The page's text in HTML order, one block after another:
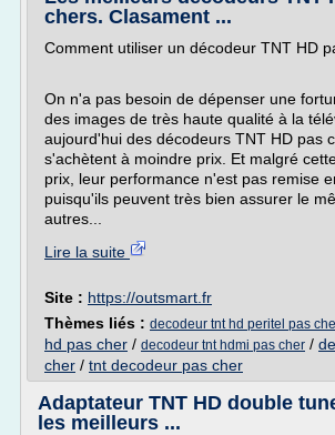
chers. Clasament ...
Comment utiliser un décodeur TNT HD
On n'a pas besoin de dépenser une
des images de très haute qualité à la
aujourd'hui des décodeurs TNT HD pas
s'achètent à moindre prix. Et malgré
prix, leur performance n'est pas remise
puisqu'ils peuvent très bien assurer le
autres...
Lire la suite
Site : https://outsmart.fr
Thèmes liés : decodeur tnt hd peritel pas
hd pas cher / decodeur tnt hdmi pas cher /
cher / tnt decodeur pas cher
Adaptateur TNT HD double
les meilleurs ...